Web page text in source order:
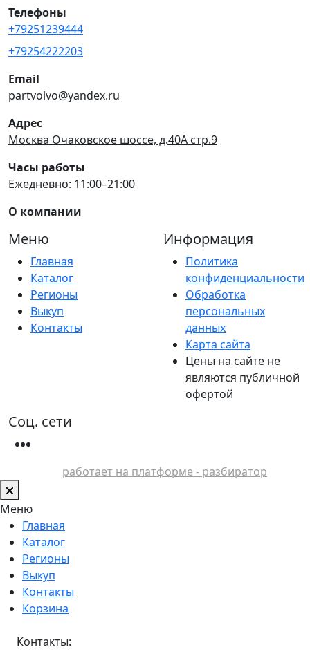
Телефоны
+79251239444
+79254222203
Email
partvolvo@yandex.ru
Адрес
Москва Очаковское шоссе, д.40А стр.9
Часы работы
Ежедневно: 11:00–21:00
О компании
Меню
Главная
Каталог
Регионы
Выкуп
Контакты
Информация
Политика
конфиденциальности
Обработка
персональных
данных
Карта сайта
Цены на сайте не
являются публичной
офертой
Соц. сети
работает на платформе - разбиратор
Меню
Главная
Каталог
Регионы
Выкуп
Контакты
Корзина
Контакты: